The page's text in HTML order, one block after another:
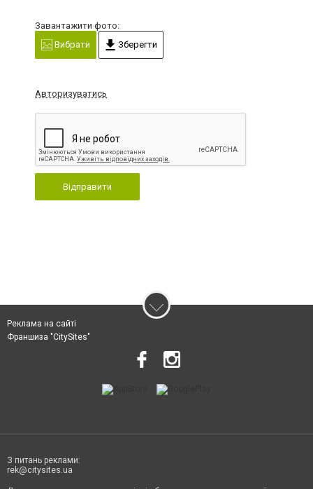
Завантажити фото:
Вибрати
Зберегти
Авторизуватись
Відправити
Реклама на сайті
Франшиза "CitySites"
З питань реклами:
rek@citysites.ua